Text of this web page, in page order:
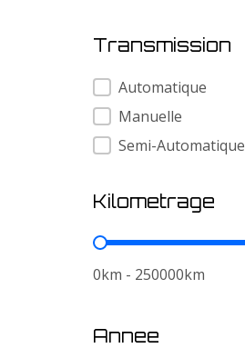
Transmission
Transmission
Automatique
Manuelle
Semi-Automatique
Kilometrage
Kilometrage
0km - 250000km
Annee